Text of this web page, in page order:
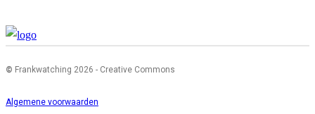
© Frankwatching 2026 - Creative Commons
Algemene voorwaarden